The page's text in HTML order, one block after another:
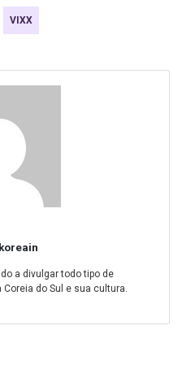
VIXX
a divulgar todo tipo de
do Sul e sua cultura.